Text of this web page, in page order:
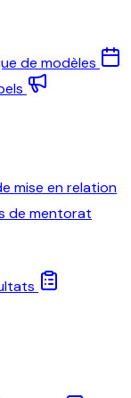
de modèles
mise en relation
de mentorat